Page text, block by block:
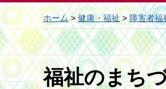
ホーム>健康・福祉>障害者福
福祉のまち